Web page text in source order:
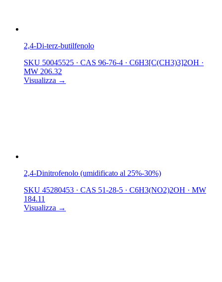
2,4-Di-terz-butilfenolo
SKU 50045525 · CAS 96-76-4 · C6H3[C(CH3)3]2OH ·
MW 206.32
Visualizza →
2,4-Dinitrofenolo (umidificato al 25%-30%)
SKU 45280453 · CAS 51-28-5 · C6H3(NO2)2OH · MW
184.11
Visualizza →